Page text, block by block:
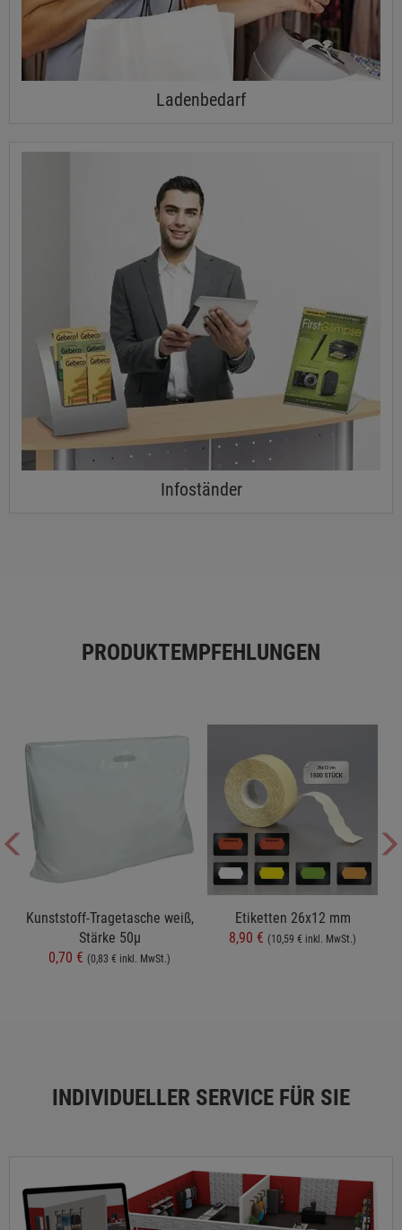
Ladenbedarf
Infoständer
PRODUKTEMPFEHLUNGEN
Kunststoff-Tragetasche weiß,
Stärke 50µ
0,70 € (0,83 € inkl. MwSt.)
Etiketten 26x12 mm
8,90 € (10,59 € inkl. MwSt.)
INDIVIDUELLER SERVICE FÜR SIE